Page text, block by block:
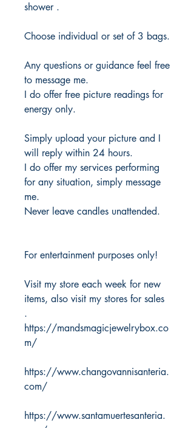
shower .
Choose individual or set of 3 bags.
Any questions or guidance feel free
to message me.
I do offer free picture readings for
energy only.
Simply upload your picture and I
will reply within 24 hours.
I do offer my services performing
for any situation, simply message
me.
Never leave candles unattended.
For entertainment purposes only!
Visit my store each week for new
items, also visit my stores for sales
.
https://mandsmagicjewelrybox.co
m/
https://www.changovannisanteria.
com/
https://www.santamuertesanteria.